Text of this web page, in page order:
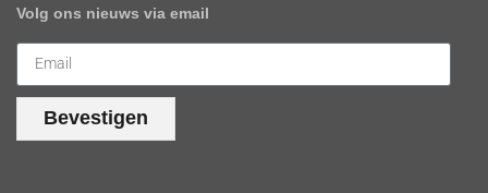
Volg ons nieuws via email
Bevestigen